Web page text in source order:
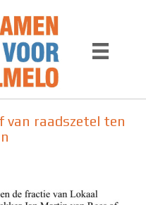
van raadszetel ten